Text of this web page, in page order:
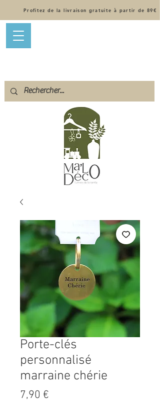
Profitez de la livraison gratuite à partir de 89€
Porte-clés
personnalisé
marraine chérie
7,90 €